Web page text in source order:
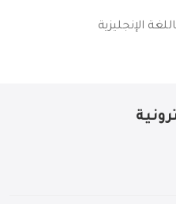
الإنجليزية